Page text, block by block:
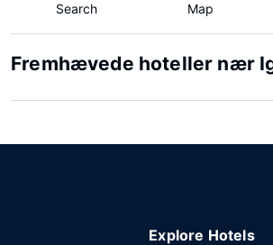
Search Map
Fremhævede hoteller nær
Explore Hotels